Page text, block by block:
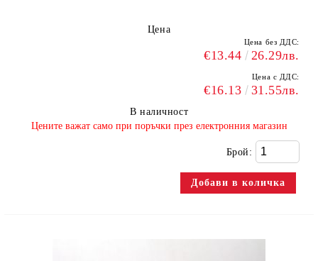
Цена
Цена без ДДС:
€13.44 26.29лв.
Цена с ДДС:
€16.13 31.55лв.
В наличност
​Цените важат само при поръчки през електронния магазин
Брой: